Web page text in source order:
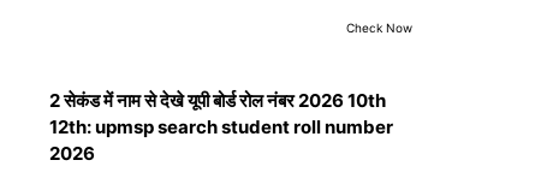
Check Now
2 सेकंड में नाम से देखे यूपी बोर्ड रोल नंबर 2026 10th
12th: upmsp search student roll number
2026